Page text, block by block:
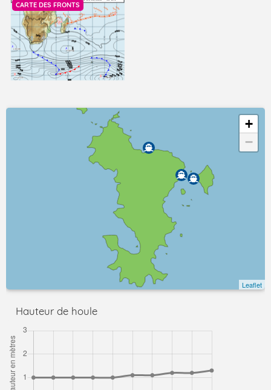
CARTE DES FRONTS
+
−
Leaflet
Hauteur de houle